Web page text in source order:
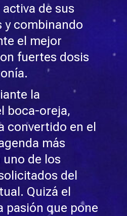
de sus
y combinando
el mejor
fuertes dosis
la
boca-oreja,
convertido en el
más
uno de los
del
Quizá el
pasión que pone